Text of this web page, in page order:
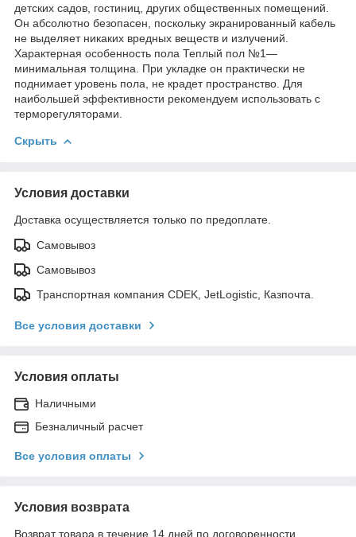
детских садов, гостиниц, других общественных помещений.
Он абсолютно безопасен, поскольку экранированный кабель
не выделяет никаких вредных веществ и излучений.
Характерная особенность пола Теплый пол №1―
минимальная толщина. При укладке он практически не
поднимает уровень пола, не крадет пространство. Для
наибольшей эффективности рекомендуем использовать с
терморегуляторами.
Скрыть
Условия доставки
Доставка осуществляется только по предоплате.
Самовывоз
Самовывоз
Транспортная компания CDEK, JetLogistic, Казпочта.
Все условия доставки
Условия оплаты
Наличными
Безналичный расчет
Все условия оплаты
Условия возврата
Возврат товара в течение 14 дней по договоренности